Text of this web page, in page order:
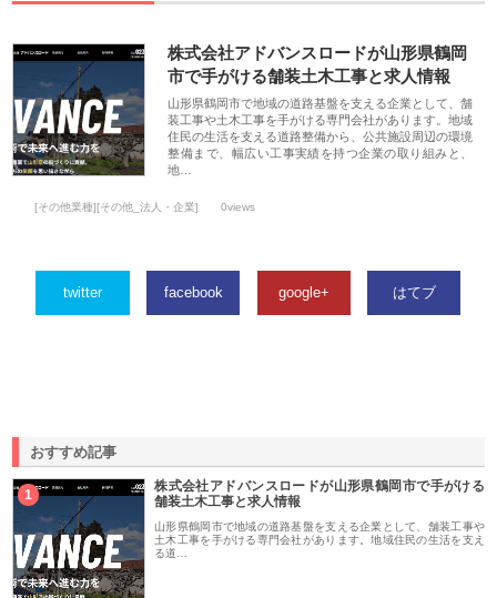
株式会社アドバンスロードが山形県鶴岡
市で手がける舗装土木工事と求人情報
山形県鶴岡市で地域の道路基盤を支える企業として、舗
装工事や土木工事を手がける専門会社があります。地域
住民の生活を支える道路整備から、公共施設周辺の環境
整備まで、幅広い工事実績を持つ企業の取り組みと、
地…
[その他業種][その他_法人・企業] 0views
twitter facebook google+ はてブ
おすすめ記事
1
株式会社アドバンスロードが山形県鶴岡市で手がける
舗装土木工事と求人情報
山形県鶴岡市で地域の道路基盤を支える企業として、舗装工事や
土木工事を手がける専門会社があります。地域住民の生活を支え
る道…